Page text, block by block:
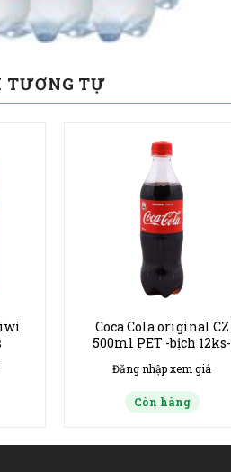
TƯƠNG TỰ
Coca Cola original CZ
500ml PET -bịch 12ks-
Đăng nhập xem giá
Còn hàng